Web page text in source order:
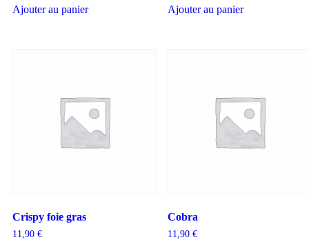
Ajouter au panier Ajouter au panier
Crispy foie gras
11,90 €
Cobra
11,90 €